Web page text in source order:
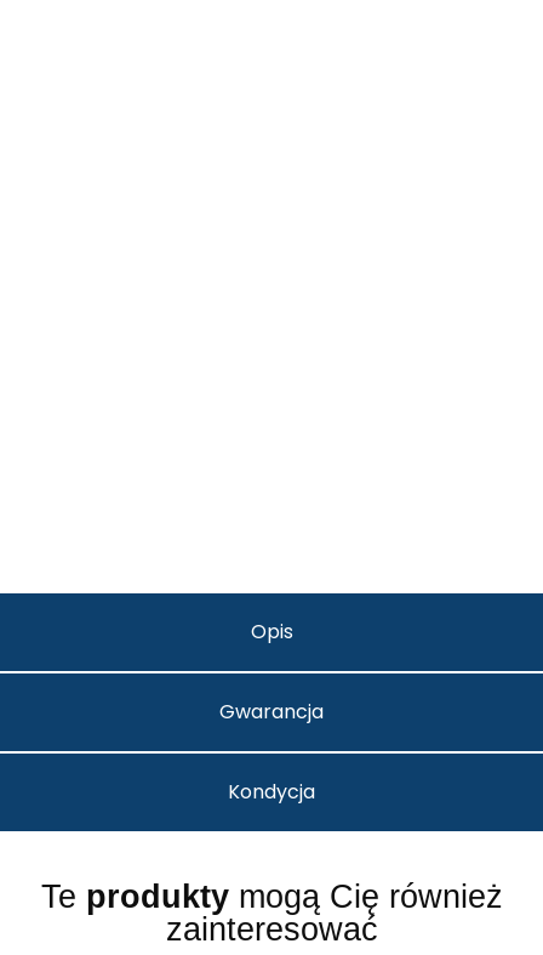
Opis
Gwarancja
Kondycja
Te produktymogą Cię również
zainteresować